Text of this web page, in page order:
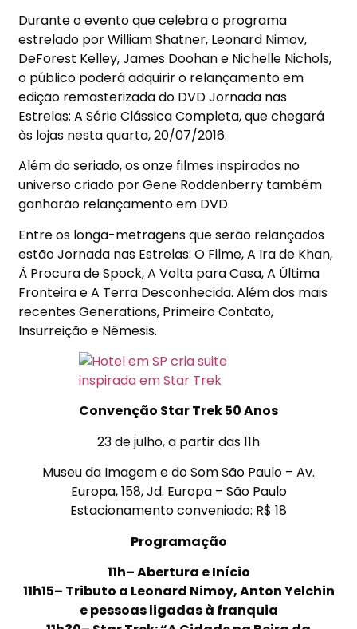
Durante o evento que celebra o programa
estrelado por William Shatner, Leonard Nimov,
DeForest Kelley, James Doohan e Nichelle Nichols,
o público poderá adquirir o relançamento em
edição remasterizada do DVD Jornada nas
Estrelas: A Série Clássica Completa, que chegará
às lojas nesta quarta, 20/07/2016.
Além do seriado, os onze filmes inspirados no
universo criado por Gene Roddenberry também
ganharão relançamento em DVD.
Entre os longa-metragens que serão relançados
estão Jornada nas Estrelas: O Filme, A Ira de Khan,
À Procura de Spock, A Volta para Casa, A Última
Fronteira e A Terra Desconhecida. Além dos mais
recentes Generations, Primeiro Contato,
Insurreição e Nêmesis.
Convenção Star Trek 50 Anos
23 de julho, a partir das 11h
Museu da Imagem e do Som São Paulo – Av.
Europa, 158, Jd. Europa – São Paulo
Estacionamento conveniado: R$ 18
Programação
11h– Abertura e Início
11h15– Tributo a Leonard Nimoy, Anton Yelchin
e pessoas ligadas à franquia